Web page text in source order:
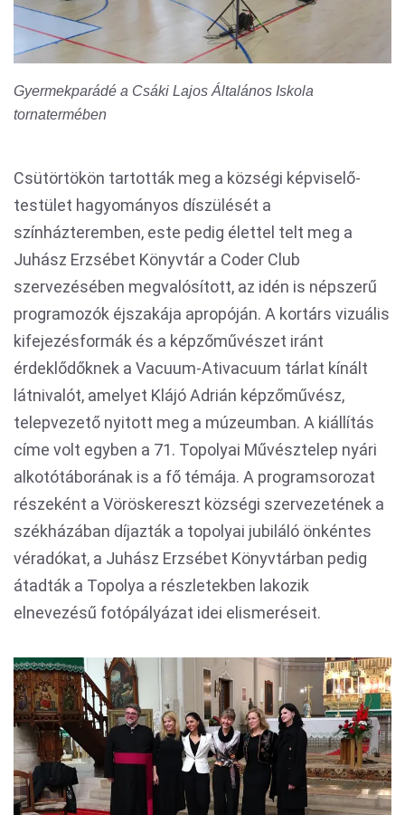
Gyermekparádé a Csáki Lajos Általános Iskola
tornatermében
Csütörtökön tartották meg a községi képviselő-
testület hagyományos díszülését a
színházteremben, este pedig élettel telt meg a
Juhász Erzsébet Könyvtár a Coder Club
szervezésében megvalósított, az idén is népszerű
programozók éjszakája apropóján. A kortárs vizuális
kifejezésformák és a képzőművészet iránt
érdeklődőknek a Vacuum-Ativacuum tárlat kínált
látnivalót, amelyet Klájó Adrián képzőművész,
telepvezető nyitott meg a múzeumban. A kiállítás
címe volt egyben a 71. Topolyai Művésztelep nyári
alkotótáborának is a fő témája. A programsorozat
részeként a Vöröskereszt községi szervezetének a
székházában díjazták a topolyai jubiláló önkéntes
véradókat, a Juhász Erzsébet Könyvtárban pedig
átadták a Topolya a részletekben lakozik
elnevezésű fotópályázat idei elismeréseit.